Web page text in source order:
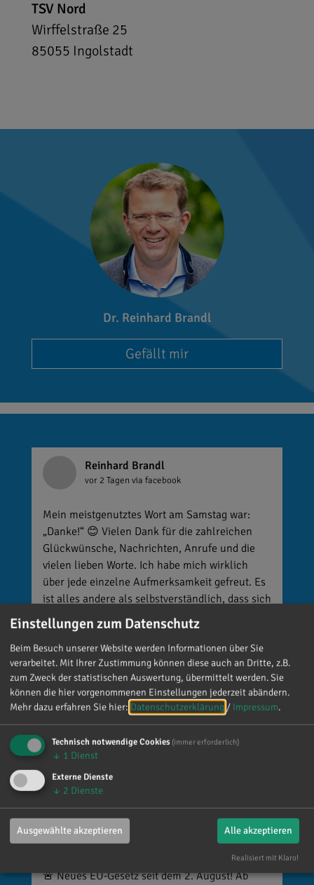
TSV Nord
Wirffelstraße 25
85055 Ingolstadt
Dr. Reinhard Brandl
Gefällt mir
Reinhard Brandl
vor 2 Tagen via facebook
Mein meistgenutztes Wort am Samstag war:
„Danke!“ 😊 Vielen Dank für die zahlreichen
Glückwünsche, Nachrichten, Anrufe und die
vielen lieben Worte. Ich habe mich wirklich
über jede einzelne Aufmerksamkeit gefreut. Es
ist alles andere als selbstverständlich, dass sich
so viele Menschen die Zeit nehmen, an einen zu
denken. Umso mehr weiß ich das zu schätzen.
Reinhard Brandl
vor 3 Tagen
🚨 Neues EU-Gesetz seit dem 2. August! Ab
Einstellungen zum Datenschutz
Beim Besuch unserer Website werden Informationen über Sie
verarbeitet. Mit Ihrer Zustimmung können diese auch an Dritte, z.B.
zum Zweck der statistischen Auswertung, übermittelt werden. Sie
können die hier vorgenommenen Einstellungen jederzeit abändern.
Mehr dazu erfahren Sie hier: Datenschutzerklärung / Impressum.
Technisch notwendige Cookies (immer erforderlich)
↓ 1 Dienst
Externe Dienste
↓ 2 Dienste
Ausgewählte akzeptieren Alle akzeptieren
Realisiert mit Klaro!